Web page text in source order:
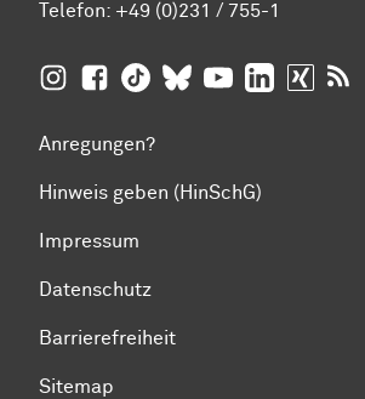
Telefon: +49 (0)231 / 755-1
TU Dortmund auf Insta­gram
TU Dortmund auf Facebook
TU Dortmund auf TikTok
TU Dortmund auf
TU Dortmund
TU TU
Anregungen?
Hinweis geben (HinSchG)
Impressum
Datenschutz
Barrierefreiheit
Sitemap